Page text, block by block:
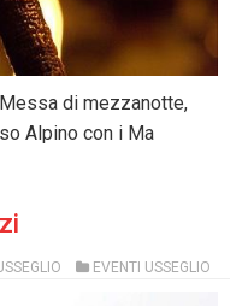
di mezzanotte,
Alpino con i Ma
EVENTI USSEGLIO